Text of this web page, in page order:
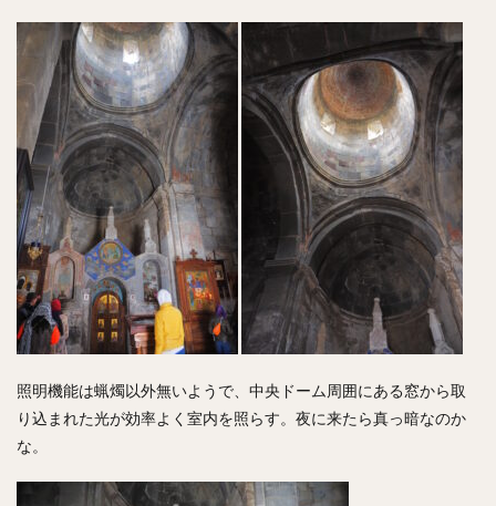
照明機能は蝋燭以外無いようで、中央ドーム周囲にある窓から取
り込まれた光が効率よく室内を照らす。夜に来たら真っ暗なのか
な。